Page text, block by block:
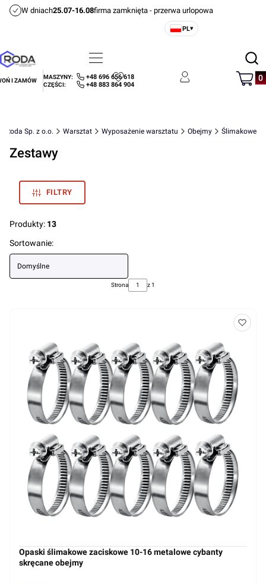
W dniach25.07-16.08firma zamknięta - przerwa urlopowa
PL▾
Menu Szukaj
I ZAMÓW
MASZYNY: +48 696 656 618
CZĘŚCI: +48 883 864 904
Ulubione Zaloguj się Koszyk
Roda Sp. z o.o. Warsztat Wyposażenie warsztatu Obejmy Ślimakowe
Zestawy
FILTRY
Produkty: 13
Lista produktów
Sortowanie:
Domyślne
Strona z 1
Opaski ślimakowe zaciskowe 10-16 metalowe cybanty
skręcane obejmy